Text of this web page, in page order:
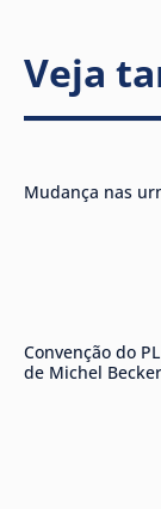
Veja
Mudança nas
Convenção do
de Michel